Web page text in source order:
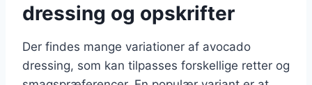
dressing og opskrifter
Der findes mange variationer af avocado
dressing, som kan tilpasses forskellige retter og